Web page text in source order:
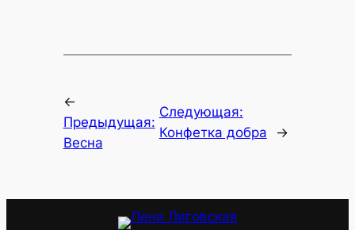
←
Предыдущая:
Весна
Следующая:
Конфетка добра
→